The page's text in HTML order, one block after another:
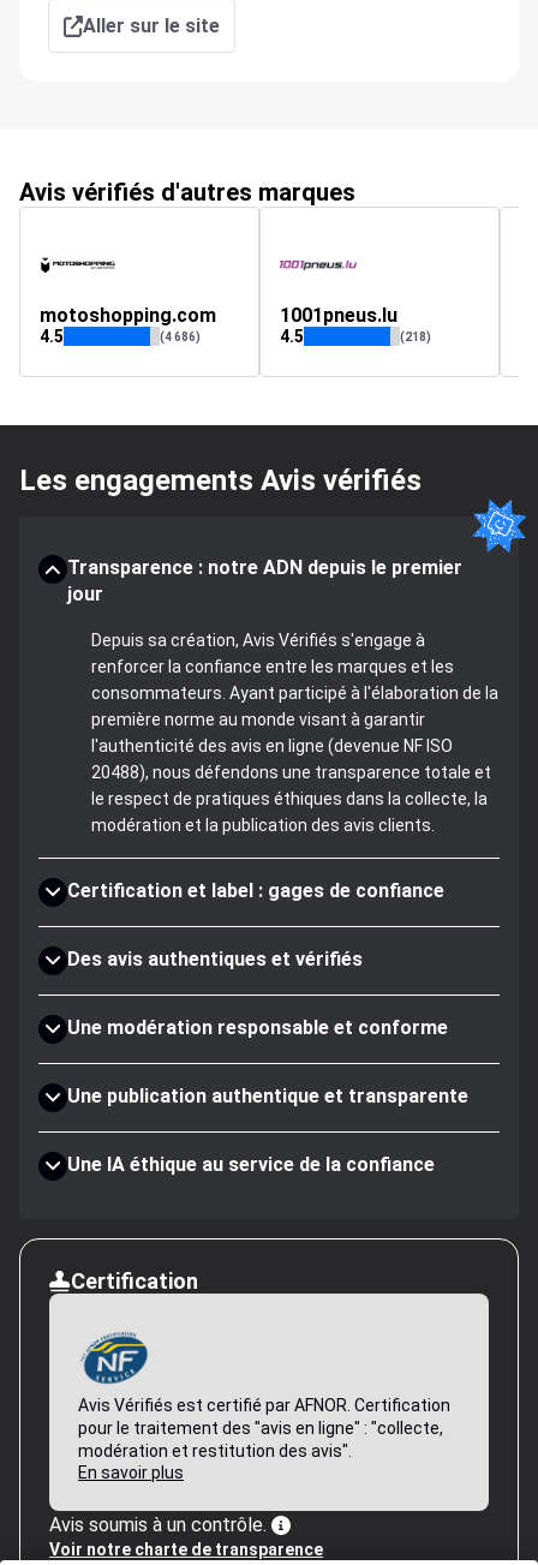
Aller sur le site
Avis vérifiés d'autres marques
motoshopping.com
4.5 (4 686)
1001pneus.lu
4.5 (218)
Les engagements Avis vérifiés
Transparence : notre ADN depuis le premier
jour
Depuis sa création, Avis Vérifiés s'engage à
renforcer la confiance entre les marques et les
consommateurs. Ayant participé à l'élaboration de la
première norme au monde visant à garantir
l'authenticité des avis en ligne (devenue NF ISO
20488), nous défendons une transparence totale et
le respect de pratiques éthiques dans la collecte, la
modération et la publication des avis clients.
Certification et label : gages de confiance
Des avis authentiques et vérifiés
Une modération responsable et conforme
Une publication authentique et transparente
Une IA éthique au service de la confiance
Certification
Avis Vérifiés est certifié par AFNOR. Certification
pour le traitement des "avis en ligne" : "collecte,
modération et restitution des avis".
En savoir plus
Avis soumis à un contrôle.
Voir notre charte de transparence